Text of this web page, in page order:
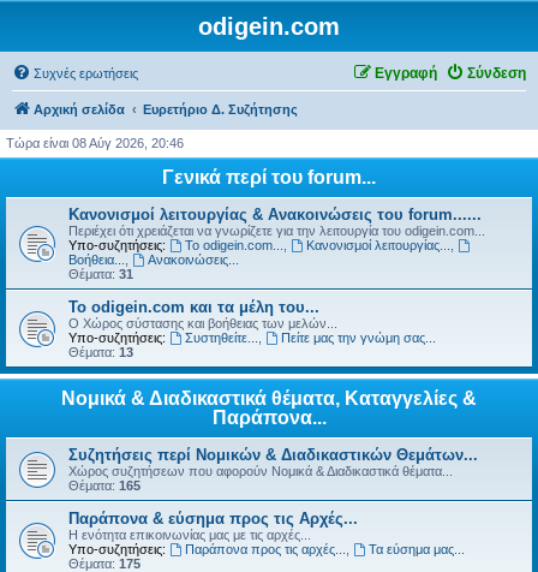
odigein.com
Συχνές ερωτήσεις Σύνδεση
Εγγραφή
Αρχική σελίδα Ευρετήριο Δ. Συζήτησης
Τώρα είναι 08 Αύγ 2026, 20:46
Γενικά περί του forum...
Κανονισμοί λειτουργίας & Ανακοινώσεις του forum......
Περιέχει ότι χρειάζεται να γνωρίζετε για την λειτουργία του odigein.com...
Υπο-συζητήσεις:
Το odigein.com... Κανονισμοί λειτουργίας...
Βοήθεια...
Ανακοινώσεις...
Θέματα: 31
Το odigein.com και τα μέλη του...
Ο Χώρος σύστασης και βοήθειας των μελών...
Υπο-συζητήσεις:
Συστηθείτε...
Πείτε μας την γνώμη σας...
Θέματα: 13
Νομικά & Διαδικαστικά θέματα, Καταγγελίες &
Παράπονα...
Συζητήσεις περί Νομικών & Διαδικαστικών Θεμάτων...
Χώρος συζητήσεων που αφορούν Νομικά & Διαδικαστικά θέματα...
Θέματα: 165
Παράπονα & εύσημα προς τις Αρχές...
Η ενότητα επικοινωνίας μας με τις αρχές...
Υπο-συζητήσεις:
Παράπονα προς τις αρχές...
Τα εύσημα μας...
Θέματα: 175